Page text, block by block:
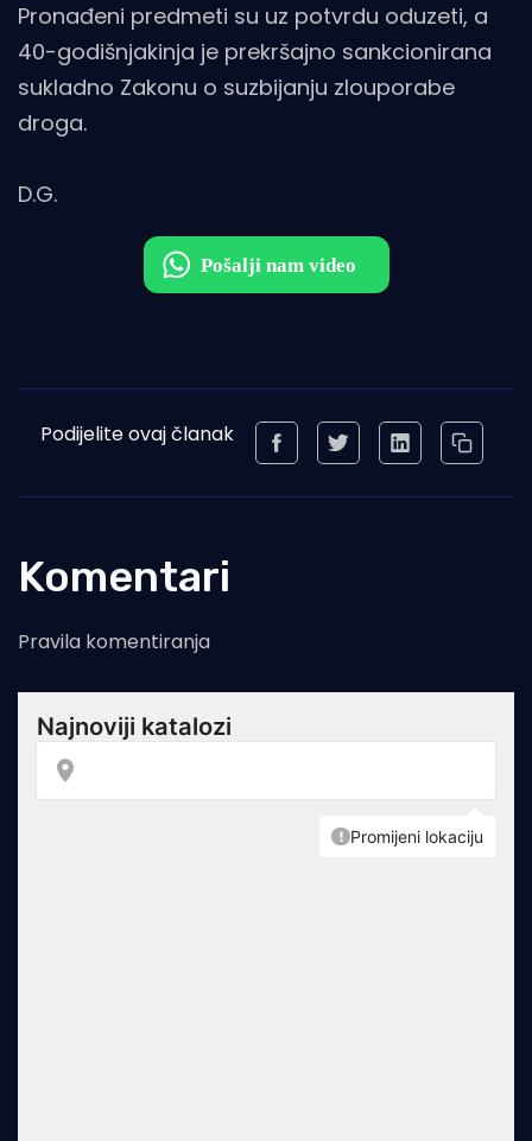
Pronađeni predmeti su uz potvrdu oduzeti, a
40-godišnjakinja je prekršajno sankcionirana
sukladno Zakonu o suzbijanju zlouporabe
droga.
D.G.
Podijelite ovaj članak
Komentari
Pravila komentiranja